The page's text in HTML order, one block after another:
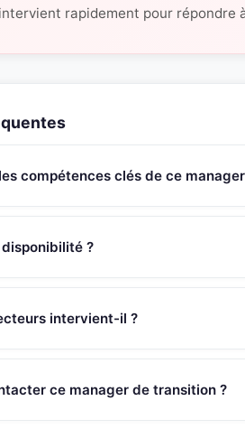
rapidement pour répondre
compétences clés de ce
Personnel (ADP), gestion des
?
la disponibilité de chaque manager
intervient-il ?
de transformation,
ce manager de transition ?